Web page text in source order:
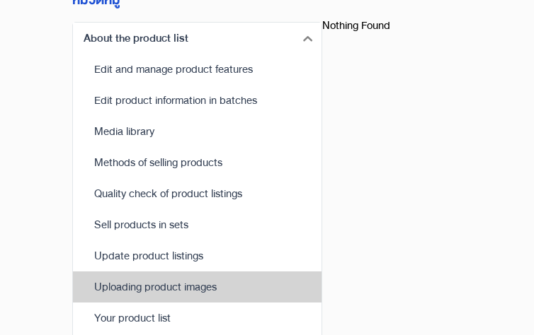
Nothing Found
About the product list
Edit and manage product features
Edit product information in batches
Media library
Methods of selling products
Quality check of product listings
Sell products in sets
Update product listings
Uploading product images
Your product list